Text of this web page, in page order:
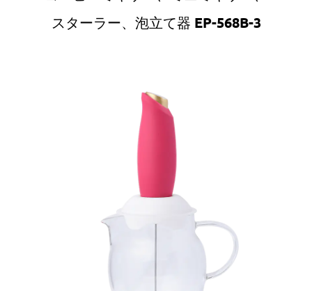
スターラー、泡立て器 EP-568B-3